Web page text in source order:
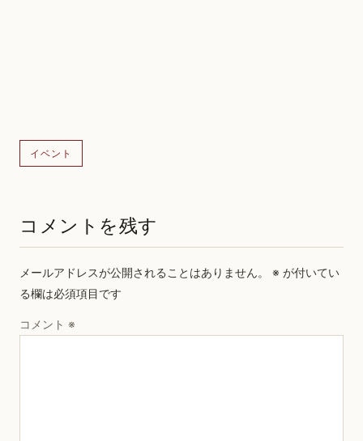
イベント
コメントを残す
メールアドレスが公開されることはありません。 ※ が付いてい
る欄は必須項目です
コメント ※